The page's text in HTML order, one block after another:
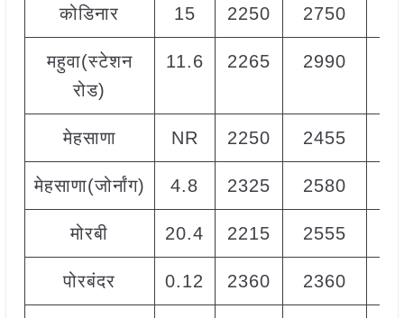
कोडिनार 15 2250 2750
महुवा(स्टेशन
रोड)
11.6 2265 2990
मेहसाणा NR 2250 2455
मेहसाणा(जोर्नांग) 4.8 2325 2580
मोरबी 20.4 2215 2555
पोरबंदर 0.12 2360 2360